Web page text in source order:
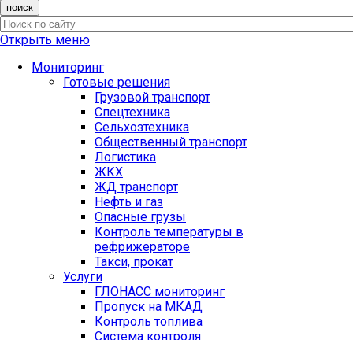
поиск
Открыть меню
Мониторинг
Готовые решения
Грузовой транспорт
Спецтехника
Сельхозтехника
Общественный транспорт
Логистика
ЖКХ
ЖД транспорт
Нефть и газ
Опасные грузы
Контроль температуры в
рефрижераторе
Такси, прокат
Услуги
ГЛОНАСС мониторинг
Пропуск на МКАД
Контроль топлива
Система контроля